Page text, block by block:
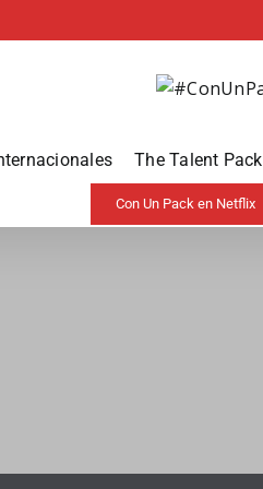
The Talent Pack
Con Un Pack en Netflix